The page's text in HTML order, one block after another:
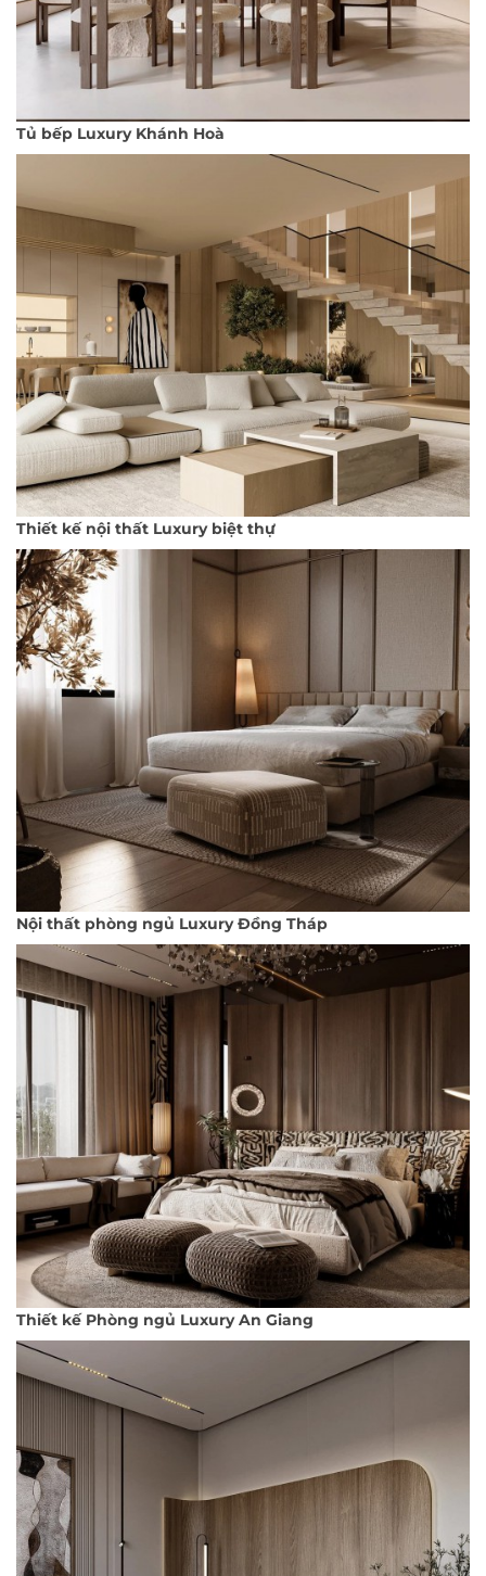
Tủ bếp Luxury Khánh Hoà
Thiết kế nội thất Luxury biệt thự
Nội thất phòng ngủ Luxury Đồng Tháp
Thiết kế Phòng ngủ Luxury An Giang